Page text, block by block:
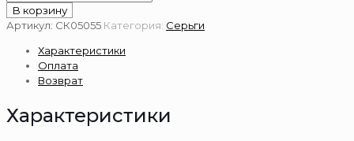
товара
Серьги
золота
пробы
В корзину
Артикул: СК05055 Категория: Серьги
Характеристики
Оплата
Возврат
Характеристики